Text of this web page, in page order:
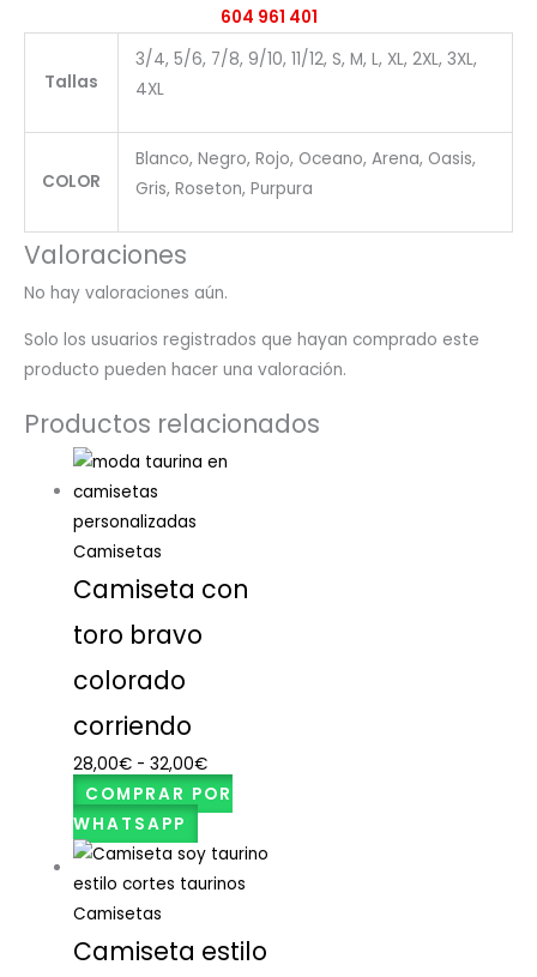
604 961 401
Tallas
3/4, 5/6, 7/8, 9/10, 11/12, S, M, L, XL, 2XL, 3XL,
4XL
COLOR
Blanco, Negro, Rojo, Oceano, Arena, Oasis,
Gris, Roseton, Purpura
Valoraciones
No hay valoraciones aún.
Solo los usuarios registrados que hayan comprado este
producto pueden hacer una valoración.
Productos relacionados
Camisetas
Camiseta con
toro bravo
colorado
corriendo
28,00€ - 32,00€
COMPRAR POR
WHATSAPP
Camisetas
Camiseta estilo